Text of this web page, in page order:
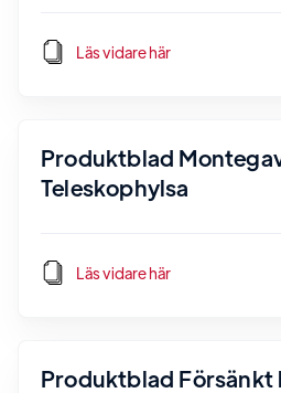
Läs vidare här
Produktblad
Teleskophylsa
Läs vidare här
Produktblad